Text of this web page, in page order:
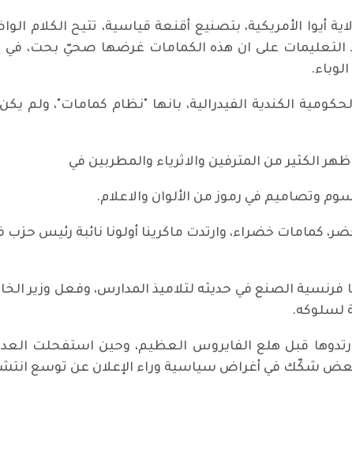
الأمريكية، بتصنيع أقنعة قياسية، تتيح الكلام
التعليمات على ان هذه الكمامات غرضها صحيّ بحت، في
خليك، الحكومية الكندية الفيدرالية، بانها "نظام كمامات"،
الكثير من المترفين والاثرياء والمطربين في
وتصاميم في رموز من الألوان والاعلام.
كمامات خضراء، وارتدت ماكرينا أولونا نائبة رئيس حزب
فرنسية الصنع في حديثه لتلاميذ المدارس، وفعل وزير
لسلوكه.
قبل هلع الفايروس العظيم، وحين استفحلت
شكّك في أغراض سياسية وراء الإعلان عن توسع